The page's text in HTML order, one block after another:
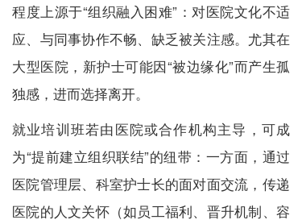
程度上源于“组织融入困难”：对医院文化不适
应、与同事协作不畅、缺乏被关注感。尤其在
大型医院，新护士可能因“被边缘化”而产生孤
独感，进而选择离开。
就业培训班若由医院或合作机构主导，可成
为“提前建立组织联结”的纽带：一方面，通过
医院管理层、科室护士长的面对面交流，传递
医院的人文关怀（如员工福利、晋升机制、容